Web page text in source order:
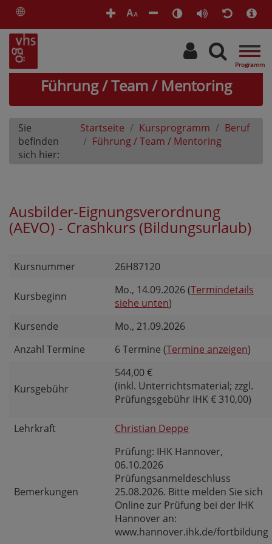
🌐 AA
Führung / Team / Mentoring
Sie
befinden
sich hier:
Startseite Kursprogramm
Beruf
Führung / Team / Mentoring
Ausbilder-Eignungsverordnung
(AEVO) - Crashkurs (Bildungsurlaub)
Kursnummer 26H87120
Kursbeginn Mo., 14.09.2026 (Termindetails
siehe unten)
Kursende
Mo., 21.09.2026
Anzahl Termine
6 Termine (Termine anzeigen)
Kursgebühr
544,00 €
(inkl. Unterrichtsmaterial; zzgl.
Prüfungsgebühr IHK € 310,00)
Lehrkraft Christian Deppe
Bemerkungen
Prüfung: IHK Hannover,
06.10.2026
Prüfungsanmeldeschluss
25.08.2026. Bitte melden Sie sich
Online zur Prüfung bei der IHK
Hannover an:
www.hannover.ihk.de/fortbildung